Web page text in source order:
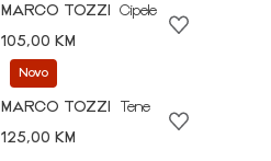
MARCO TOZZI
Cipele
105,00 KM
Novo
MARCO TOZZI
Tene
125,00 KM